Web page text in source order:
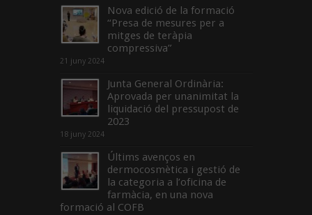
Nova edició de la formació
“Presa de mesures per a
mitges de teràpia
compressiva”
21 juny 2024
Junta General Ordinària:
Aprovada per unanimitat la
liquidació del pressupost de
2023
18 juny 2024
Últims avenços en
dermocosmètica i gestió de
la categoria a l’oficina de
farmàcia, en una nova
formació al COFB